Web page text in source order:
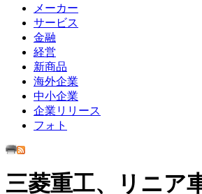
メーカー
サービス
金融
経営
新商品
海外企業
中小企業
企業リリース
フォト
三菱重工、リニ